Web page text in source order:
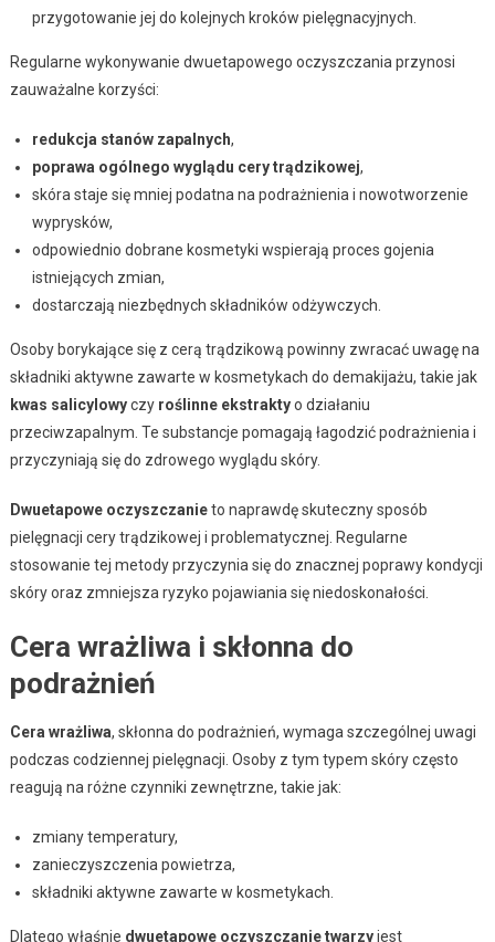
przygotowanie jej do kolejnych kroków pielęgnacyjnych.
Regularne wykonywanie dwuetapowego oczyszczania przynosi
zauważalne korzyści:
redukcja stanów zapalnych,
poprawa ogólnego wyglądu cery trądzikowej,
skóra staje się mniej podatna na podrażnienia i nowotworzenie
wyprysków,
odpowiednio dobrane kosmetyki wspierają proces gojenia
istniejących zmian,
dostarczają niezbędnych składników odżywczych.
Osoby borykające się z cerą trądzikową powinny zwracać uwagę na
składniki aktywne zawarte w kosmetykach do demakijażu, takie jak
kwas salicylowyczy roślinne ekstraktyo działaniu
przeciwzapalnym. Te substancje pomagają łagodzić podrażnienia i
przyczyniają się do zdrowego wyglądu skóry.
Dwuetapowe oczyszczanieto naprawdę skuteczny sposób
pielęgnacji cery trądzikowej i problematycznej. Regularne
stosowanie tej metody przyczynia się do znacznej poprawy kondycji
skóry oraz zmniejsza ryzyko pojawiania się niedoskonałości.
Cera wrażliwa i skłonna do
podrażnień
Cera wrażliwa, skłonna do podrażnień, wymaga szczególnej uwagi
podczas codziennej pielęgnacji. Osoby z tym typem skóry często
reagują na różne czynniki zewnętrzne, takie jak:
zmiany temperatury,
zanieczyszczenia powietrza,
składniki aktywne zawarte w kosmetykach.
Dlatego właśnie dwuetapowe oczyszczanie twarzyjest